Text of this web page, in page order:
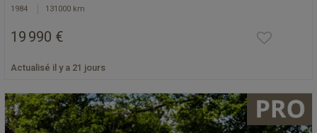
1984 131000 km
19 990 €
Actualisé il y a 21 jours